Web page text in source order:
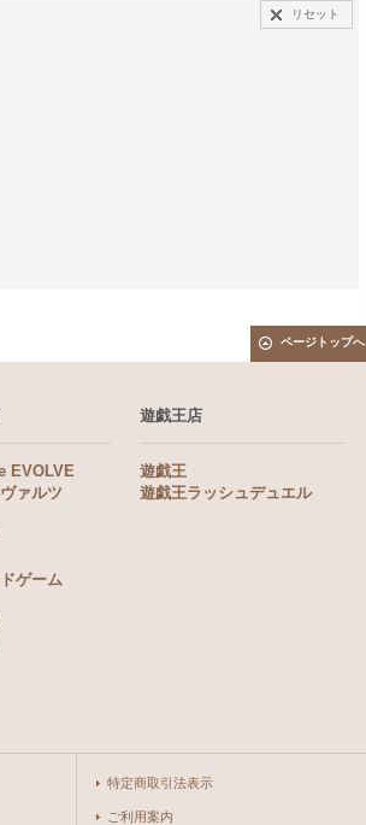
リセット
ページトップへ
EVOLVE
ァルツ
ゲーム
遊戯王店
遊戯王
遊戯王ラッシュデュエル
特定商取引法表示
ご利用案内